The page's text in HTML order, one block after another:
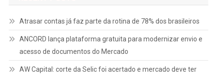
Atrasar contas já faz parte da rotina de 78% dos brasileiros
ANCORD lança plataforma gratuita para modernizar envio e
acesso de documentos do Mercado
AW Capital: corte da Selic foi acertado e mercado deve ter